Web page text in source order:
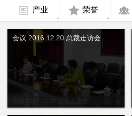
产业 荣誉
会议 2016.12.20 总裁走访会
会议 2016.12.20 总裁走访会